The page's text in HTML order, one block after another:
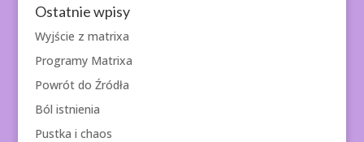
Ostatnie wpisy
Wyjście z matrixa
Programy Matrixa
Powrót do Źródła
Ból istnienia
Pustka i chaos